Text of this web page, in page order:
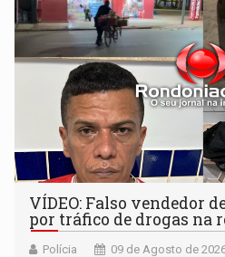
VÍDEO: Falso vendedor
por tráfico de drogas na
Polícia 09 de Agosto de